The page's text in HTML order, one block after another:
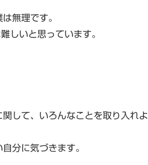
無理です。
しいと思っています。
して、いろんなことを取り入れよ
分に気づきます。